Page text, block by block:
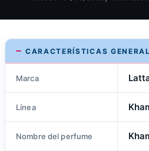
CARACTERÍSTICAS
Marca
Línea
Nombre del perfume